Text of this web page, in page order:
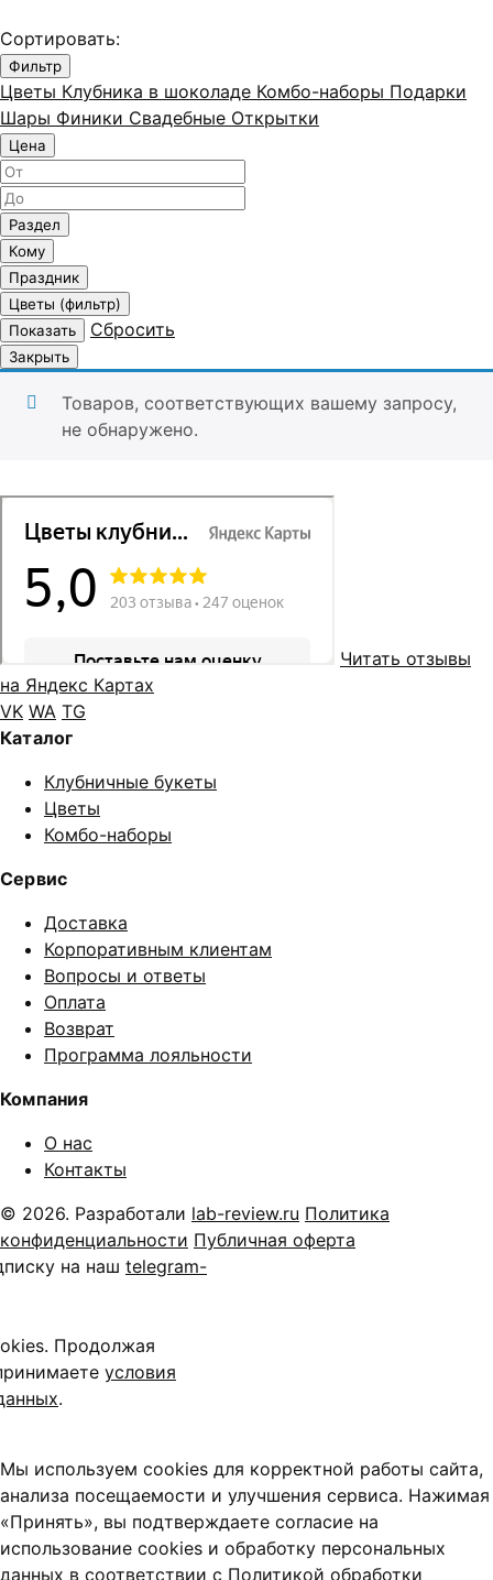
Сортировать:
Фильтр
Цветы Клубника в шоколаде Комбо-наборы Подарки
Шары Финики Свадебные Открытки
Цена
Раздел
Кому
Праздник
Цветы (фильтр)
Показать
Сбросить
Закрыть
Товаров, соответствующих вашему запросу,
не обнаружено.
Читать отзывы
на Яндекс Картах
VK WA TG
Каталог
Клубничные букеты
Цветы
Комбо-наборы
Сервис
Доставка
Корпоративным клиентам
Вопросы и ответы
Оплата
Возврат
Программа лояльности
Компания
О нас
Контакты
© 2026. Разработали lab-review.ru Политика
конфиденциальности Публичная оферта
на наш telegram-
Продолжая
условия
.
Мы используем cookies для корректной работы сайта,
анализа посещаемости и улучшения сервиса. Нажимая
«Принять», вы подтверждаете согласие на
использование cookies и обработку персональных
данных в соответствии с Политикой обработки